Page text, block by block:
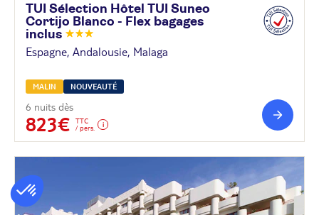
TUI Sélection Hôtel TUI Suneo
Cortijo Blanco - Flex bagages
inclus
Espagne, Andalousie, Malaga
MALIN NOUVEAUTÉ
6 nuits dès
823€
TTC
/ pers.